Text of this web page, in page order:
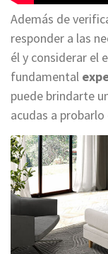
Además de
responder a las
él y considerar el
fundamental
puede brindarte
acudas a